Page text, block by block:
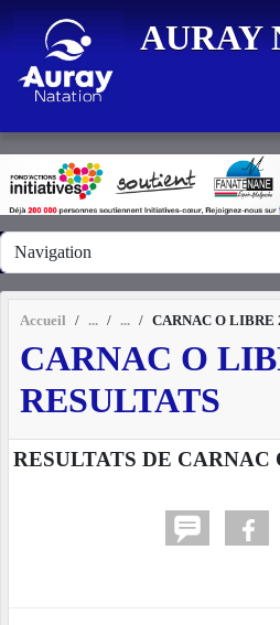
AURAY
Accueil CARNAC O LIBRE
CARNAC O
RESULTATS
RESULTATS DE CARNAC
Panneau de gestion des cookies